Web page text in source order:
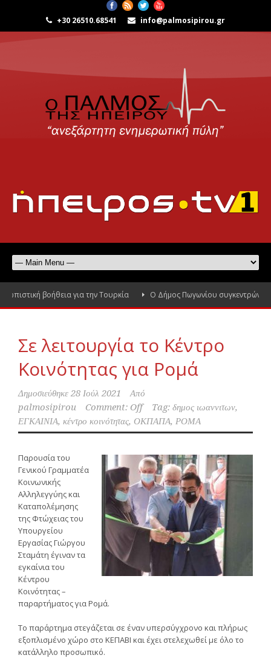
+30 26510.68541 info@palmosipirou.gr
βοήθεια για την Τουρκία Ο Δήμος Πωγωνίου συγκεντρώνει
Σε λειτουργία το Κέντρο
Κοινότητας για Ρομά
Δημοσιεύθηκε 28 Ιούλ 2021
Από
palmosipirou
Comment: Off Tag: δημος ιωαννιτων,
ΕΓΚΑΙΝΙΑ, κέντρο κοινότητας, ΟΚΠΑΠΑ, ΡΟΜΑ
Παρουσία του
Γενικού Γραμματέα
Κοινωνικής
Αλληλεγγύης και
Καταπολέμησης
της Φτώχειας του
Υπουργείου
Εργασίας Γιώργου
Σταμάτη έγιναν τα
εγκαίνια του
Κέντρου
Κοινότητας –
παραρτήματος για Ρομά.
Το παράρτημα στεγάζεται σε έναν υπερσύγχρονο και πλήρως
εξοπλισμένο χώρο στο ΚΕΠΑΒΙ και έχει στελεχωθεί με όλο το
κατάλληλο προσωπικό.